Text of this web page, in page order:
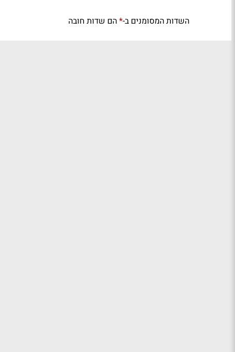
השדות המסומנים ב-*הם שדות חובה